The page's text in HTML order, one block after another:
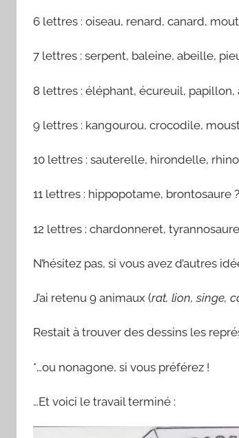
6 lettres : oiseau, renard, canard,
7 lettres : serpent, baleine, abeille,
8 lettres : éléphant, écureuil, papillon,
9 lettres : kangourou, crocodile,
10 lettres : sauterelle, hirondelle,
11 lettres : hippopotame, brontosaure ?
12 lettres : chardonneret,
N’hésitez pas, si vous avez d’autres
J’ai retenu 9 animaux (rat, lion, singe,
Restait à trouver des dessins les
*…ou nonagone, si vous préférez !
…Et voici le travail terminé :